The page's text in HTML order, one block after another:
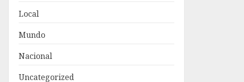
Local
Mundo
Nacional
Uncategorized